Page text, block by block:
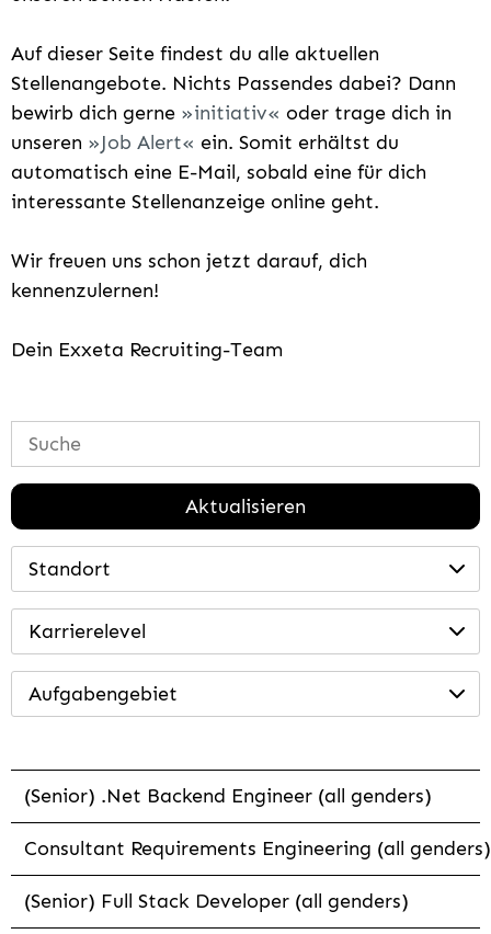
Auf dieser Seite findest du alle aktuellen
Stellenangebote. Nichts Passendes dabei? Dann
bewirb dich gerne
initiativ
oder trage dich in
unseren
Job Alert
ein. Somit erhältst du
automatisch eine E-Mail, sobald eine für dich
interessante Stellenanzeige online geht.
Wir freuen uns schon jetzt darauf, dich
kennenzulernen!
Dein Exxeta Recruiting-Team
Aktualisieren
Standort
Karrierelevel
Aufgabengebiet
(Senior) .Net Backend Engineer (all genders)
Consultant Requirements Engineering (all genders)
(Senior) Full Stack Developer (all genders)